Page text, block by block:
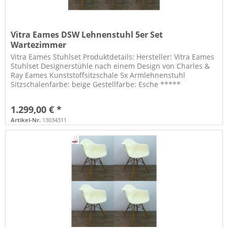
Vitra Eames DSW Lehnenstuhl 5er Set
Wartezimmer
Vitra Eames Stuhlset Produktdetails: Hersteller: Vitra Eames
Stuhlset Designerstühle nach einem Design von Charles &
Ray Eames Kunststoffsitzschale 5x Armlehnenstuhl
Sitzschalenfarbe: beige Gestellfarbe: Esche *****
1.299,00 € *
Artikel-Nr. 13034311